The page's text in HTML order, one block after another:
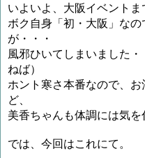
いよいよ、大阪イベント
ボク自身「初・大阪」な
が・・・
風邪ひいてしまいました
ねば）
ホント寒さ本番なので、
ど、
美香ちゃんも体調には気
では、今回はこれにて。